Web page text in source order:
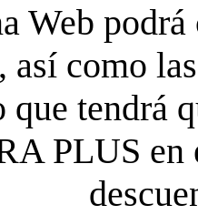
Web
así como
tendrá
PLUS en